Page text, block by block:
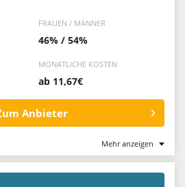
FRAUEN / MÄNNER
46% / 54%
MONATLICHE KOSTEN
ab 11,67€
Anbieter
Mehr anzeigen